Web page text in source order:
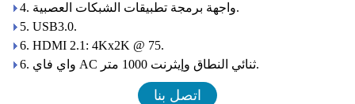
4. واجهة برمجة تطبيقات الشبكات العصبية.
5. USB3.0.
6. HDMI 2.1: 4Kx2K @ 75.
6. واي فاي AC ثنائي النطاق وإيثرنت 1000 متر.
اتصل بنا